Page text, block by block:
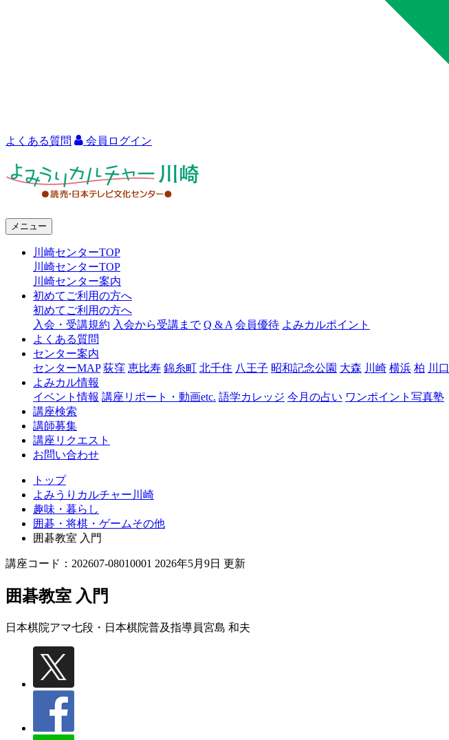
よくある質問 会員ログイン
ャ
川
崎
メニュー
川崎センターTOP
川崎センターTOP
川崎センター案内
初めてご利用の方へ
初めてご利用の方へ
入会・受講規約 入会から受講まで Q & A 会員優待 よみカルポイント
よくある質問
センター案内
センターMAP 荻窪 恵比寿 錦糸町 北千住 八王子 昭和記念公園 大森 川崎 横浜 柏 川口
よみカル情報
イベント情報 講座リポート・動画etc. 語学カレッジ 今月の占い ワンポイント写真塾
講座検索
講師募集
講座リクエスト
お問い合わせ
トップ
よみうりカルチャー川崎
趣味・暮らし
囲碁・将棋・ゲームその他
囲碁教室 入門
講座コード：202607-08010001 2026年5月9日 更新
囲碁教室 入門
日本棋院アマ七段・日本棋院普及指導員宮島 和夫